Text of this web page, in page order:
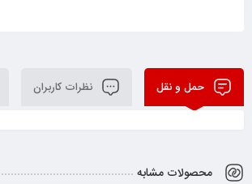
حمل و نقل نظرات کاربران
محصولات مشابه